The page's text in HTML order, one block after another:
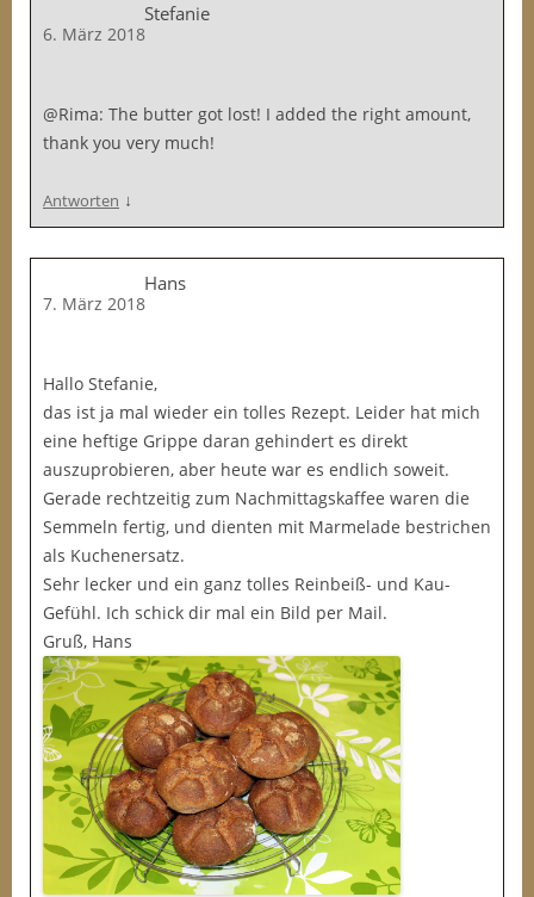
Stefanie
6. März 2018
@Rima: The butter got lost! I added the right amount,
thank you very much!
Antworten ↓
Hans
7. März 2018
Hallo Stefanie,
das ist ja mal wieder ein tolles Rezept. Leider hat mich
eine heftige Grippe daran gehindert es direkt
auszuprobieren, aber heute war es endlich soweit.
Gerade rechtzeitig zum Nachmittagskaffee waren die
Semmeln fertig, und dienten mit Marmelade bestrichen
als Kuchenersatz.
Sehr lecker und ein ganz tolles Reinbeiß- und Kau-
Gefühl. Ich schick dir mal ein Bild per Mail.
Gruß, Hans